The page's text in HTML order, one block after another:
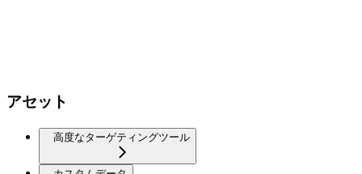
アセット
高度なターゲティングツール